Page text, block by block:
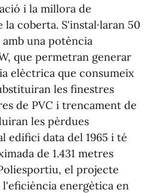
i la millora de
coberta. S'instal·laran 50
una potència
que permetran generar
elèctrica que consumeix
les finestres
de PVC i trencament de
les pèrdues
edifici data del 1965 i té
de 1.431 metres
el projecte
energètica en